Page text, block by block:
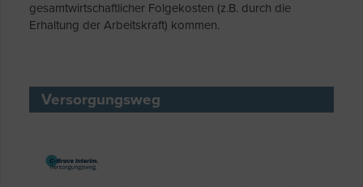
gesamtwirtschaftlicher Folgekosten (z.B. durch die
Erhaltung der Arbeitskraft) kommen.
Versorgungsweg